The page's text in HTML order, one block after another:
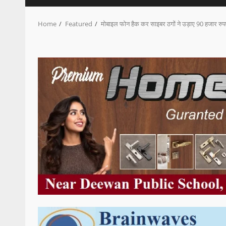
Home Featured मोबाइल फोन हैक कर साइबर ठगों ने उड़ाए 90 हजार